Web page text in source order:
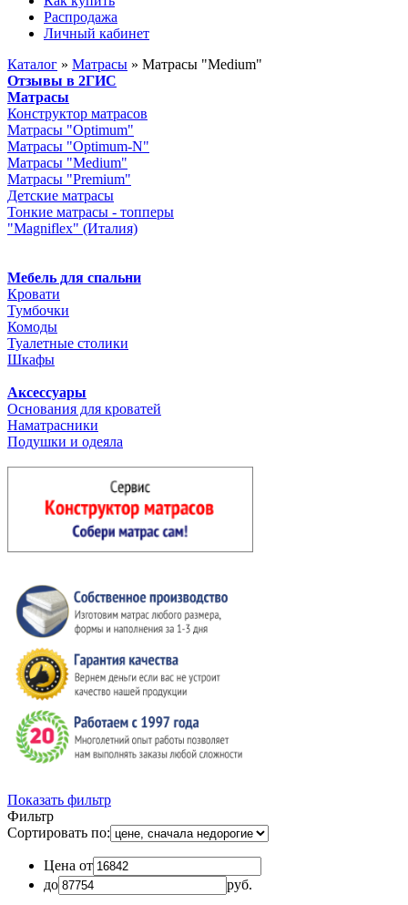
Распродажа
Личный кабинет
Каталог » Матрасы » Матрасы "Medium"
Отзывы в 2ГИС
Матрасы
Конструктор матрасов
Матрасы "Optimum"
Матрасы "Optimum-N"
Матрасы "Medium"
Матрасы "Premium"
Детские матрасы
Тонкие матрасы - топперы
"Magniflex" (Италия)
Мебель для спальни
Кровати
Тумбочки
Комоды
Туалетные столики
Шкафы
Аксессуары
Основания для кроватей
Наматрасники
Подушки и одеяла
Показать фильтр
Фильтр
Сортировать по:
Цена от
до
руб.